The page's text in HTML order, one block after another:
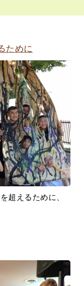
ために
超えるために、